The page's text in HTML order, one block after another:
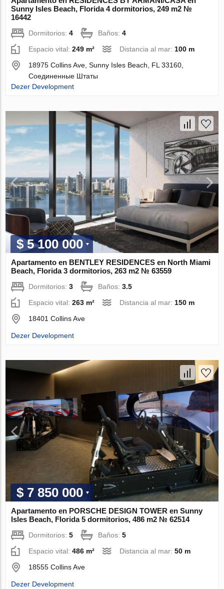
Sunny Isles Beach, Florida 4 dormitorios, 249 m2 №
16442
Dormitorios:4 Baños:4
Espacio vital:249 m² Distancia al mar: 100 m
18975 Collins Ave, Sunny Isles Beach, FL 33160,
Соединенные Штаты
Dezer Development
$ 5 100 000
Apartamento en BENTLEY RESIDENCES en North Miami
Beach, Florida 3 dormitorios, 263 m2 № 63559
Dormitorios:3 Baños:3.5
Espacio vital:263 m² Distancia al mar: 150 m
18401 Collins Ave
Dezer Development
$ 7 850 000
Apartamento en PORSCHE DESIGN TOWER en Sunny
Isles Beach, Florida 5 dormitorios, 486 m2 № 62514
Dormitorios:5 Baños:5
Espacio vital:486 m² Distancia al mar:50 m
18555 Collins Ave
Dezer Development